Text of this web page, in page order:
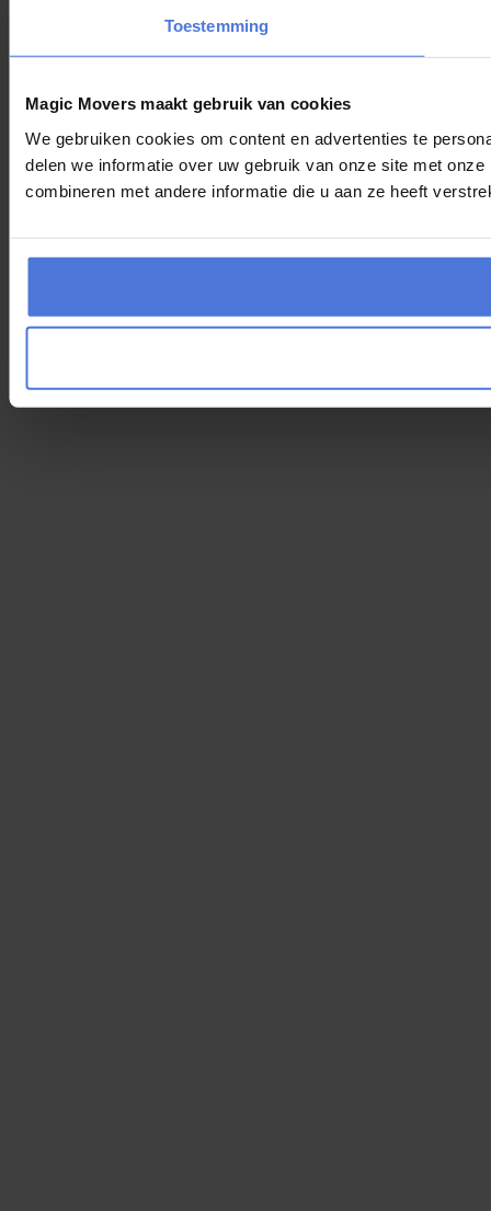
Toestemming
Magic Movers maakt gebruik van cookies
We gebruiken cookies om content en advertenties te
delen we informatie over uw gebruik van onze site met
combineren met andere informatie die u aan ze heeft